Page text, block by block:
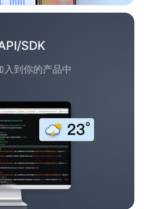
SDK
入到你的产品中